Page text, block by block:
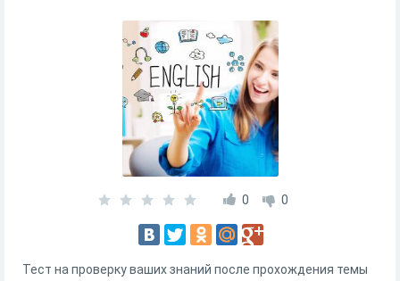
0 0
Тест на проверку ваших знаний после прохождения темы